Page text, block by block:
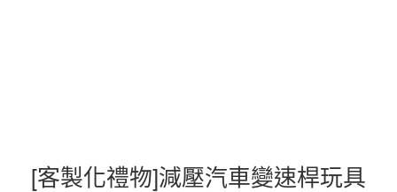
[客製化禮物]減壓汽車變速桿玩具